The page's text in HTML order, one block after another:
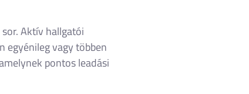
Aktív hallgatói
egyénileg vagy többen
pontos leadási